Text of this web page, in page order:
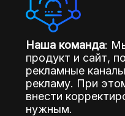
Наша команда:
продукт и сайт,
рекламные
рекламу. При
внести
нужным.